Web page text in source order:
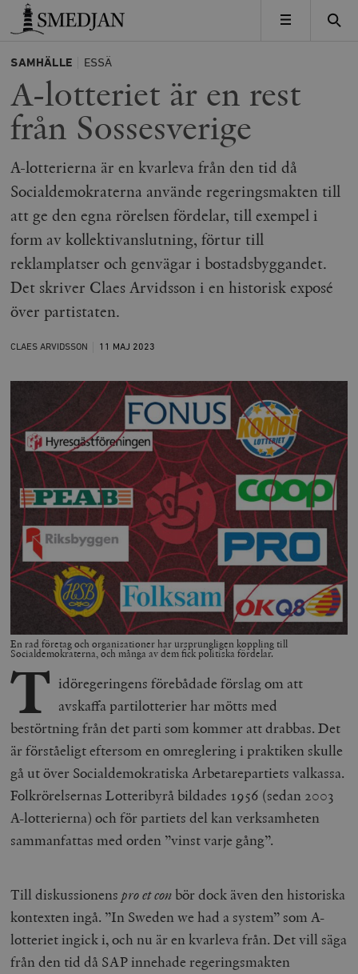
Timbro
MENY
SAMHÄLLE ESSÄ
A-lotteriet är en rest
från Sossesverige
A-lotterierna är en kvarleva från den tid då
Socialdemokraterna använde regeringsmakten till
att ge den egna rörelsen fördelar, till exempel i
form av kollektivanslutning, förtur till
reklamplatser och genvägar i bostadsbyggandet.
Det skriver Claes Arvidsson i en historisk exposé
över partistaten.
CLAES ARVIDSSON 11 MAJ 2023
En rad företag och organisationer har ursprungligen koppling till
Socialdemokraterna, och många av dem fick politiska fördelar.
T idöregeringens förebådade förslag om att
avskaffa partilotterier har mötts med
bestörtning från det parti som kommer att drabbas. Det
är förståeligt eftersom en omreglering i praktiken skulle
gå ut över Socialdemokratiska Arbetarepartiets valkassa.
Folkrörelsernas Lotteribyrå bildades 1956 (sedan 2003
A-lotterierna) och för partiets del kan verksamheten
sammanfattas med orden ”vinst varje gång”.
Till diskussionenspro et con bör dock även den historiska
kontexten ingå. ”In Sweden we had a system” som A-
lotteriet ingick i, och nu är en kvarleva från. Det vill säga
från den tid då SAP innehade regeringsmakten